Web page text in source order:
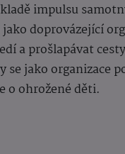
impulsu
doprovázející
a prošlapávat
se jako organizace
o ohrožené děti.